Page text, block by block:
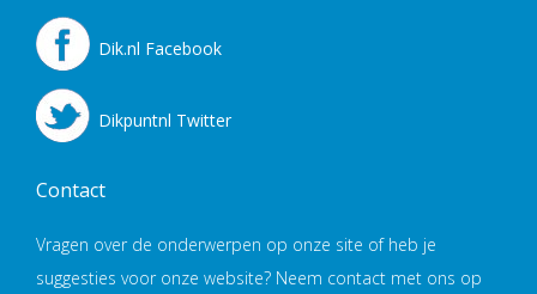
Dik.nl Facebook
Dikpuntnl Twitter
Contact
Vragen over de onderwerpen op onze site of heb je
suggesties voor onze website? Neem contact met ons op